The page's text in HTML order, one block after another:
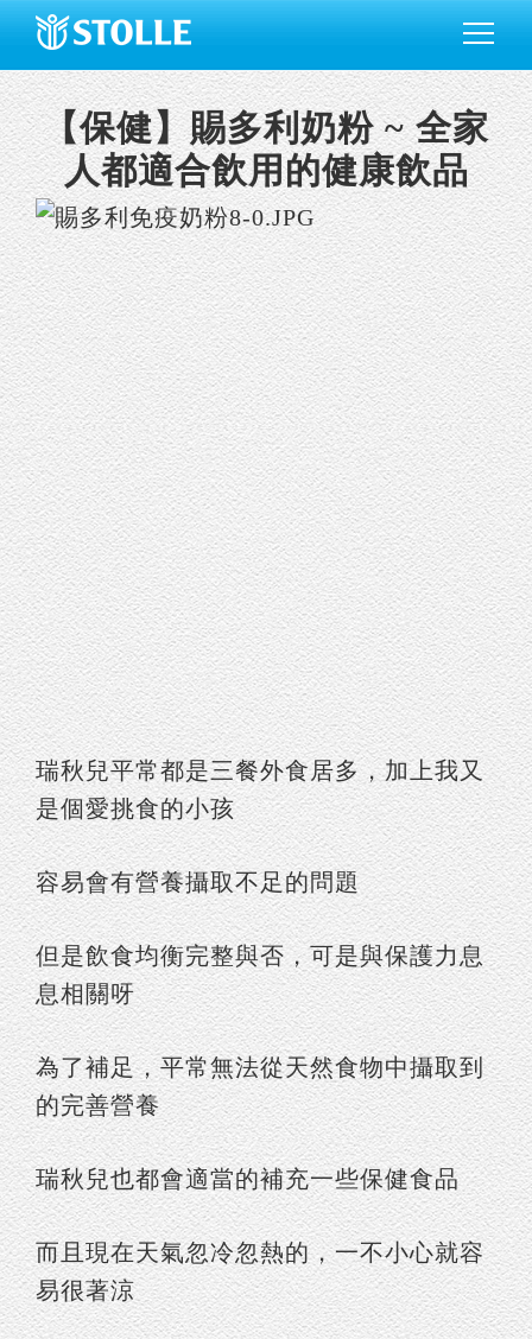
【保健】賜多利奶粉 ~ 全家
人都適合飲用的健康飲品
瑞秋兒平常都是三餐外食居多，加上我又
是個愛挑食的小孩
容易會有營養攝取不足的問題
但是飲食均衡完整與否，可是與保護力息
息相關呀
為了補足，平常無法從天然食物中攝取到
的完善營養
瑞秋兒也都會適當的補充一些保健食品
而且現在天氣忽冷忽熱的，一不小心就容
易很著涼